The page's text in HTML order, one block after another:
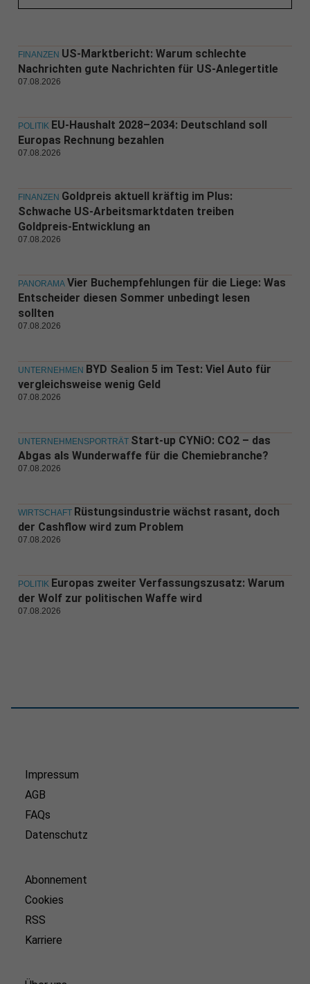
FINANZEN US-Marktbericht: Warum schlechte
Nachrichten gute Nachrichten für US-Anlegertitle
07.08.2026
POLITIK EU-Haushalt 2028–2034: Deutschland soll
Europas Rechnung bezahlen
07.08.2026
FINANZEN Goldpreis aktuell kräftig im Plus:
Schwache US-Arbeitsmarktdaten treiben
Goldpreis-Entwicklung an
07.08.2026
PANORAMA Vier Buchempfehlungen für die Liege: Was
Entscheider diesen Sommer unbedingt lesen
sollten
07.08.2026
UNTERNEHMEN BYD Sealion 5 im Test: Viel Auto für
vergleichsweise wenig Geld
07.08.2026
UNTERNEHMENSPORTRÄT Start-up CYNiO: CO2 – das
Abgas als Wunderwaffe für die Chemiebranche?
07.08.2026
WIRTSCHAFT Rüstungsindustrie wächst rasant, doch
der Cashflow wird zum Problem
07.08.2026
POLITIK Europas zweiter Verfassungszusatz: Warum
der Wolf zur politischen Waffe wird
07.08.2026
Impressum
AGB
FAQs
Datenschutz
Abonnement
Cookies
RSS
Karriere